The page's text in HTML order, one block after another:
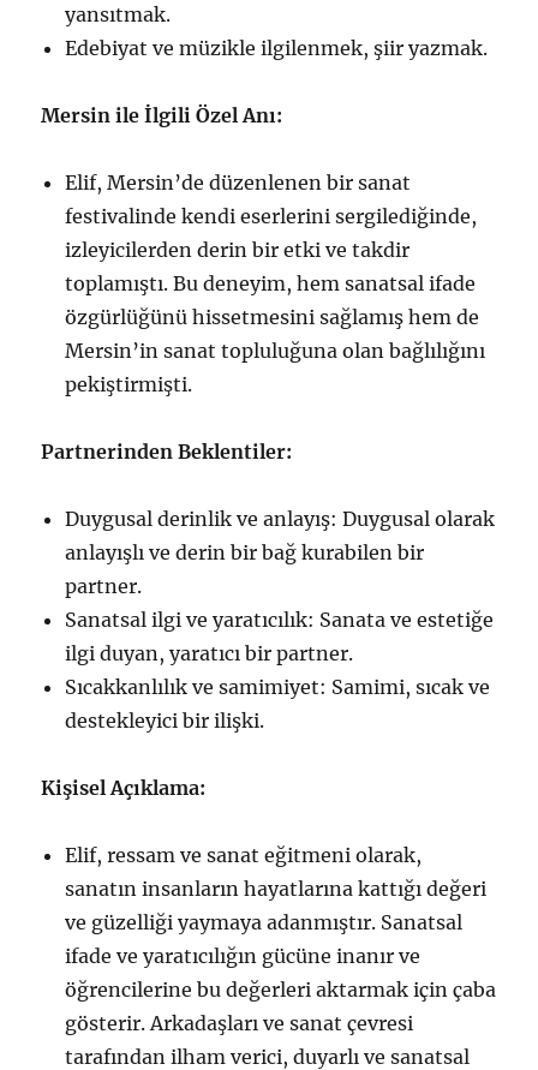
yansıtmak.
Edebiyat ve müzikle ilgilenmek, şiir yazmak.
Mersin ile İlgili Özel Anı:
Elif, Mersin’de düzenlenen bir sanat
festivalinde kendi eserlerini sergilediğinde,
izleyicilerden derin bir etki ve takdir
toplamıştı. Bu deneyim, hem sanatsal ifade
özgürlüğünü hissetmesini sağlamış hem de
Mersin’in sanat topluluğuna olan bağlılığını
pekiştirmişti.
Partnerinden Beklentiler:
Duygusal derinlik ve anlayış: Duygusal olarak
anlayışlı ve derin bir bağ kurabilen bir
partner.
Sanatsal ilgi ve yaratıcılık: Sanata ve estetiğe
ilgi duyan, yaratıcı bir partner.
Sıcakkanlılık ve samimiyet: Samimi, sıcak ve
destekleyici bir ilişki.
Kişisel Açıklama:
Elif, ressam ve sanat eğitmeni olarak,
sanatın insanların hayatlarına kattığı değeri
ve güzelliği yaymaya adanmıştır. Sanatsal
ifade ve yaratıcılığın gücüne inanır ve
öğrencilerine bu değerleri aktarmak için çaba
gösterir. Arkadaşları ve sanat çevresi
tarafından ilham verici, duyarlı ve sanatsal